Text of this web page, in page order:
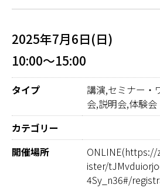
2025年7月6日(日)
10:00～15:00
タイプ
講演,セミナー・
会,説明会,体験会
カテゴリー
開催場所
ister/
4Sy_n36#/